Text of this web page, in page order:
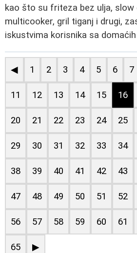
kao što su friteza bez ulja, slow
multicooker, gril tiganj i drugi,
iskustvima korisnika sa
◀ 1 2 3 4 5 6 7
11 12 13 14 15 16
20 21 22 23 24 25
29 30 31 32 33 34
38 39 40 41 42 43
47 48 49 50 51 52
56 57 58 59 60 61
65 ▶